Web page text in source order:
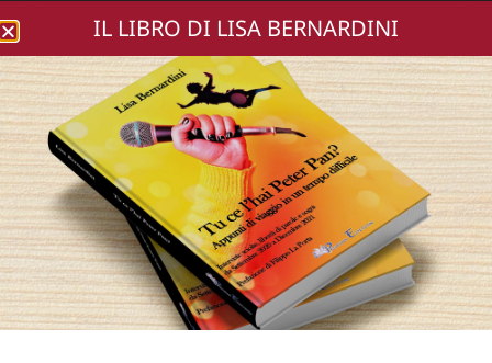
Lisa Bernardini
DSC02496-255
IL LIBRO DI LISA BERNARDINI